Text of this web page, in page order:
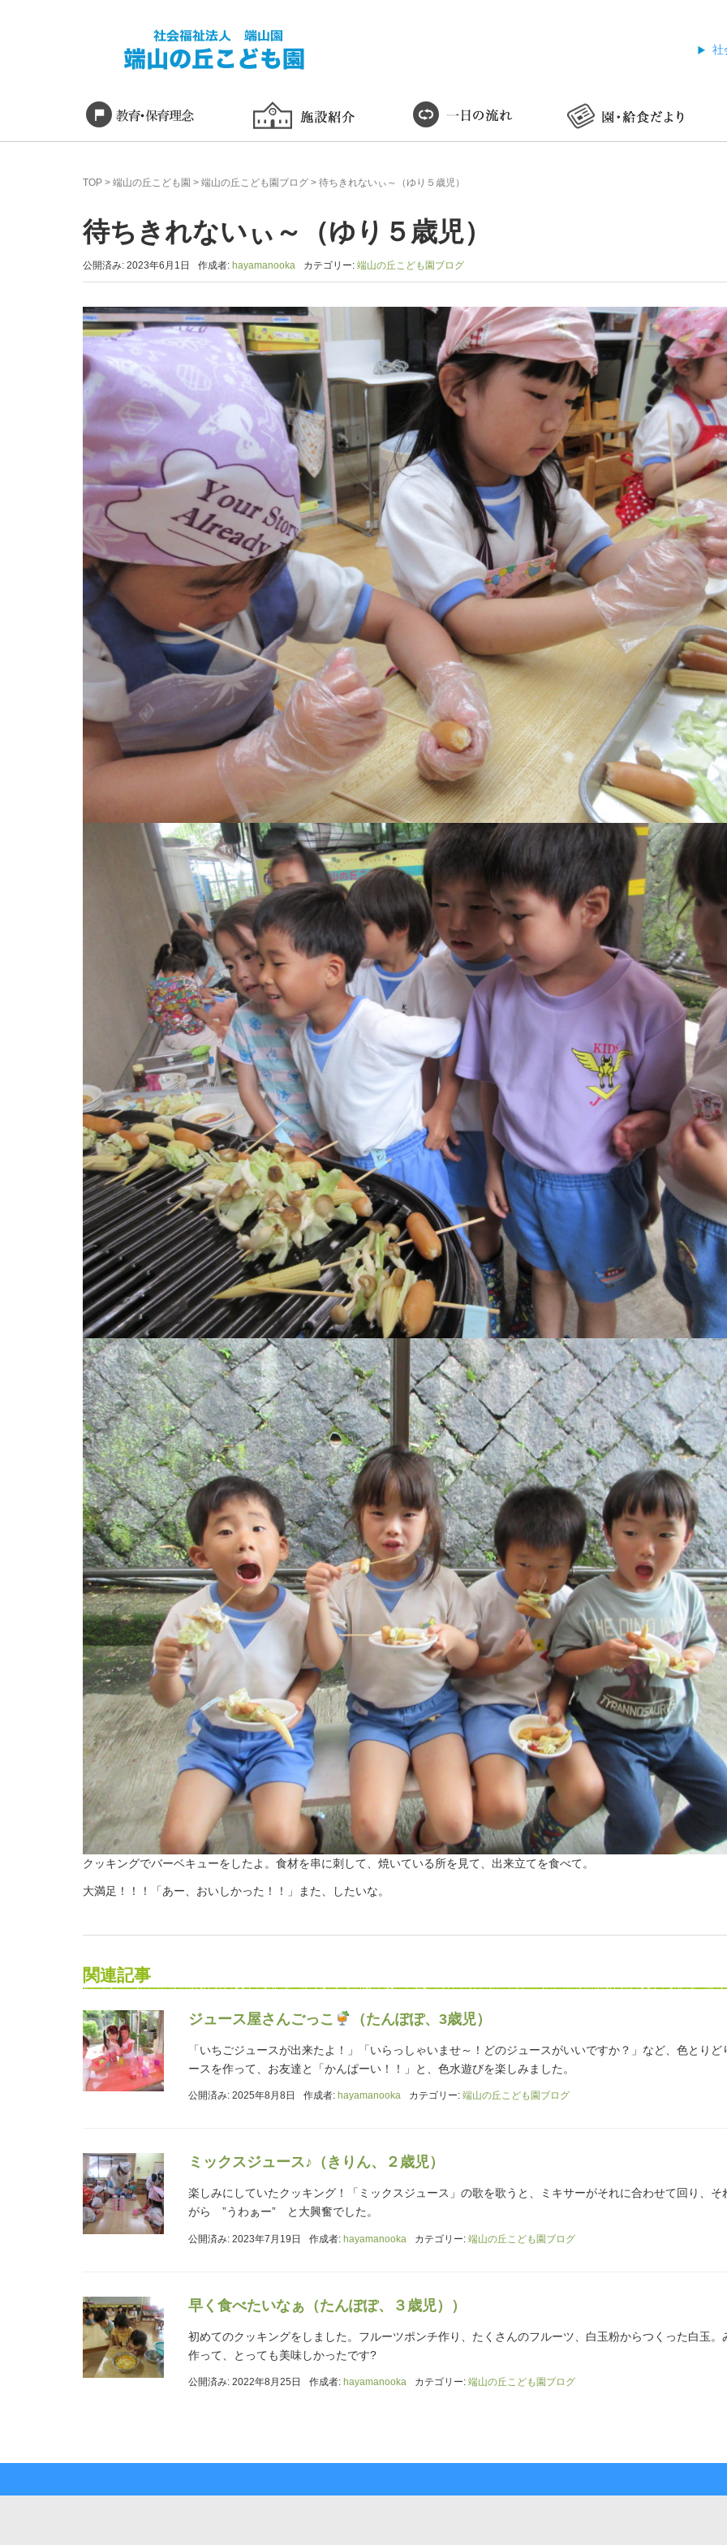
社
TOP > 端山の丘こども園 > 端山の丘こども園ブログ > 待ちきれないぃ～（ゆり５歳児）
待ちきれないぃ～（ゆり５歳児）
公開済み: 2023年6月1日 作成者: hayamanooka カテゴリー: 端山の丘こども園ブログ
クッキングでバーベキューをしたよ。食材を串に刺して、焼いている所を見て、出来立てを食べて。
大満足！！！「あー、おいしかった！！」また、したいな。
関連記事
ジュース屋さんごっこ （たんぽぽ、3歳児）
「いちごジュースが出来たよ！」「いらっしゃいませ～！どのジュースがいいですか？」など、色とりど
ースを作って、お友達と「かんぱーい！！」と、色水遊びを楽しみました。
公開済み: 2025年8月8日 作成者: hayamanooka カテゴリー: 端山の丘こども園ブログ
ミックスジュース♪（きりん、２歳児）
楽しみにしていたクッキング！「ミックスジュース」の歌を歌うと、ミキサーがそれに合わせて回り、そ
がら ”うわぁー” と大興奮でした。
公開済み: 2023年7月19日 作成者: hayamanooka カテゴリー: 端山の丘こども園ブログ
早く食べたいなぁ（たんぽぽ、３歳児））
初めてのクッキングをしました。フルーツポンチ作り、たくさんのフルーツ、白玉粉からつくった白玉。
作って、とっても美味しかったです?
公開済み: 2022年8月25日 作成者: hayamanooka カテゴリー: 端山の丘こども園ブログ